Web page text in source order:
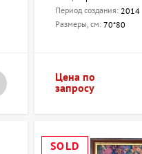
Период создания: 2014
Размеры, см:70*80
Цена по
запросу
SOLD